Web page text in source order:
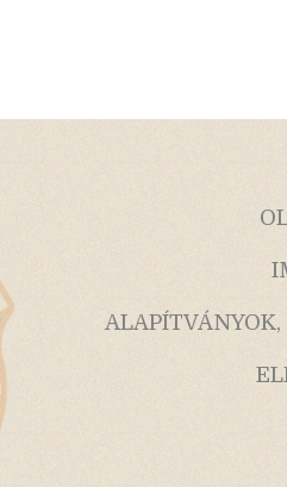
ALAPÍTVÁNYOK,